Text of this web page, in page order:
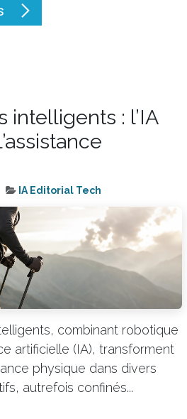
intelligents : l’IA
IA Editorial Tech
combinant robotique
artificielle (IA), transforment
physique dans divers
autrefois confinés...